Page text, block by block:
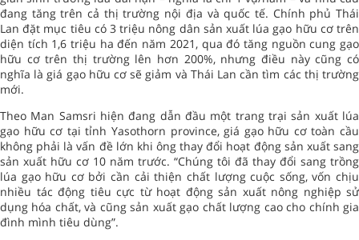
đang tăng trên cả thị trường nội địa và quốc tế. Chính phủ Thái
Lan đặt mục tiêu có 3 triệu nông dân sản xuất lúa gạo hữu cơ trên
diện tích 1,6 triệu ha đến năm 2021, qua đó tăng nguồn cung gạo
hữu cơ trên thị trường lên hơn 200%, nhưng điều này cũng có
nghĩa là giá gạo hữu cơ sẽ giảm và Thái Lan cần tìm các thị trường
mới.
Theo Man Samsri hiện đang dẫn đầu một trang trại sản xuất lúa
gạo hữu cơ tại tỉnh Yasothorn province, giá gạo hữu cơ toàn cầu
không phải là vấn đề lớn khi ông thay đổi hoạt động sản xuất sang
sản xuất hữu cơ 10 năm trước. “Chúng tôi đã thay đổi sang trồng
lúa gạo hữu cơ bởi cần cải thiện chất lượng cuộc sống, vốn chịu
nhiều tác động tiêu cực từ hoạt động sản xuất nông nghiệp sử
dụng hóa chất, và cũng sản xuất gạo chất lượng cao cho chính gia
đình mình tiêu dùng”.